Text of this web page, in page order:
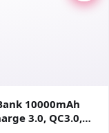
10000mAh
3.0, QC3.0,